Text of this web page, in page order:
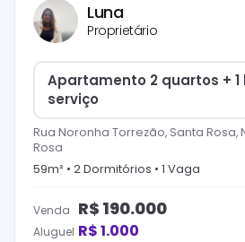
Luna
Proprietário
Apartamento 2 quartos +
serviço
Rua Noronha Torrezão, Santa Rosa,
Rosa
59m² • 2Dormitórios • 1 Vaga
Venda R$ 190.000
Aluguel R$1.000